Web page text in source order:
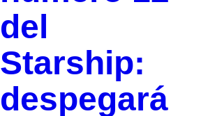
del
Starship:
despegará